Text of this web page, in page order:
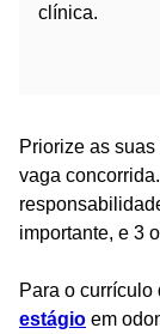
clínica.
Priorize as
vaga
importante, e 3
Para o currículo
estágio em